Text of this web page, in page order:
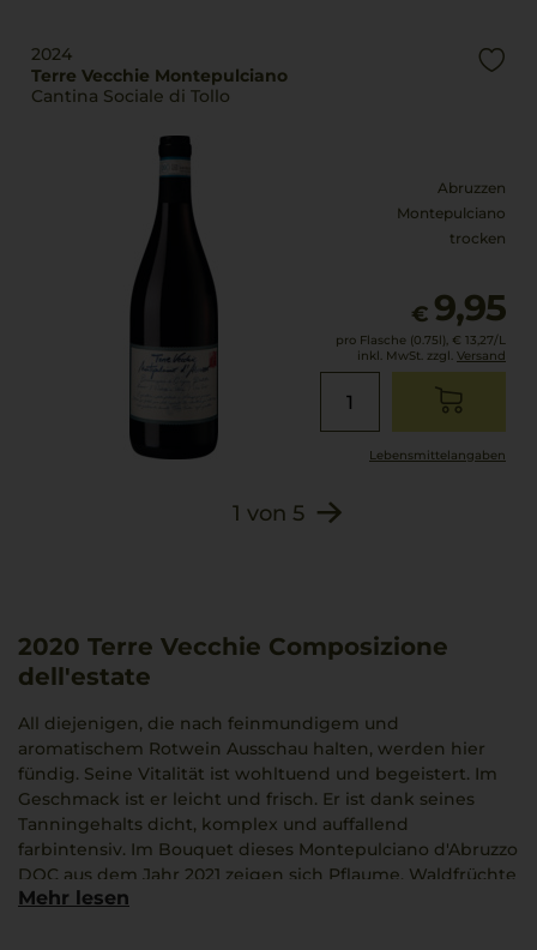
2024
Terre Vecchie Montepulciano
Cantina Sociale di Tollo
Abruzzen
Montepulciano
trocken
€ 9,95
pro Flasche (0.75l), € 13,27/L
inkl. MwSt. zzgl. Versand
Lebensmittel­angaben
1 von 5
2020 Terre Vecchie Composizione
dell'estate
All diejenigen, die nach feinmundigem und
aromatischem Rotwein Ausschau halten, werden hier
fündig. Seine Vitalität ist wohltuend und begeistert. Im
Geschmack ist er leicht und frisch. Er ist dank seines
Tanningehalts dicht, komplex und auffallend
farbintensiv. Im Bouquet dieses Montepulciano d'Abruzzo
DOC aus dem Jahr 2021 zeigen sich Pflaume, Waldfrüchte
und Schwarzkirsche. Sogar Aromen von Gewürzen,
Mehr lesen